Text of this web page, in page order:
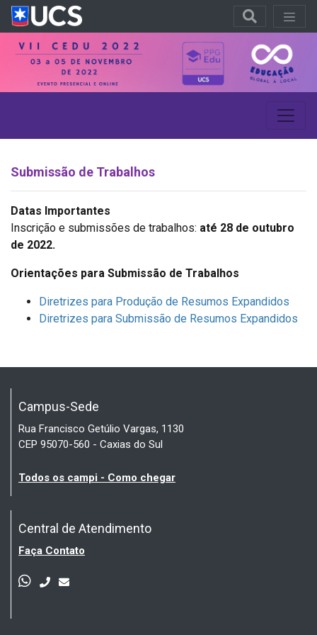
Submissão de Trabalhos
Datas Importantes
Inscrição e submissões de trabalhos: até 28 de outubro
de 2022.
Orientações para Submissão de Trabalhos
Diretrizes para Produção de Resumos Expandidos
Diretrizes para Submissão de Resumos Expandidos
Campus-Sede
Rua Francisco Getúlio Vargas, 1130
CEP 95070-560 - Caxias do Sul
Todos os campi - Como chegar
Central de Atendimento
Faça Contato